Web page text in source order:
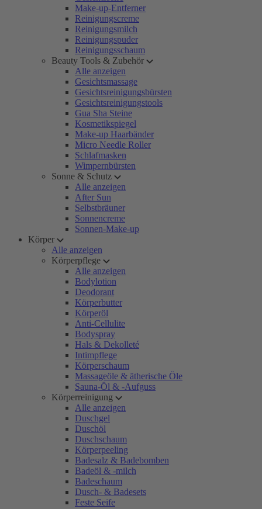
Make-up-Entferner
Reinigungscreme
Reinigungsmilch
Reinigungspuder
Reinigungsschaum
Beauty Tools & Zubehör
Alle anzeigen
Gesichtsmassage
Gesichtsreinigungsbürsten
Gesichtsreinigungstools
Gua Sha Steine
Kosmetikspiegel
Make-up Haarbänder
Micro Needle Roller
Schlafmasken
Wimpernbürsten
Sonne & Schutz
Alle anzeigen
After Sun
Selbstbräuner
Sonnencreme
Sonnen-Make-up
Körper
Alle anzeigen
Körperpflege
Alle anzeigen
Bodylotion
Deodorant
Körperbutter
Körperöl
Anti-Cellulite
Bodyspray
Hals & Dekolleté
Intimpflege
Körperschaum
Massageöle & ätherische Öle
Sauna-Öl & -Aufguss
Körperreinigung
Alle anzeigen
Duschgel
Duschöl
Duschschaum
Körperpeeling
Badesalz & Badebomben
Badeöl & -milch
Badeschaum
Dusch- & Badesets
Feste Seife